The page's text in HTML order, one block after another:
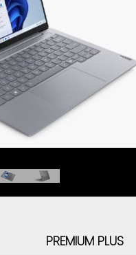
PREMIUM PLUS